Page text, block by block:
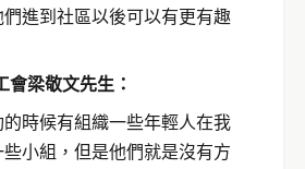
進到社區以後可以有更有趣
會梁敬文先生：
時候有組織一些年輕人在我
小組，但是他們就是沒有方